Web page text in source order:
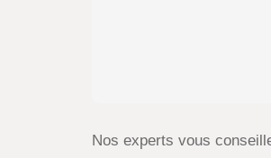
Nos experts vous